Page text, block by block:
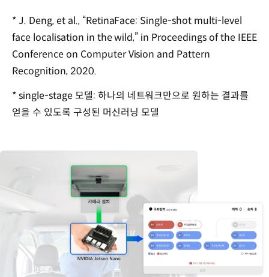
* J. Deng, et al., “RetinaFace: Single-shot multi-level
face localisation in the wild,” in Proceedings of the IEEE
Conference on Computer Vision and Pattern
Recognition, 2020.
* single-stage 모델: 하나의 네트워크만으로 원하는 결과를
얻을 수 있도록 구성된 머신러닝 모델